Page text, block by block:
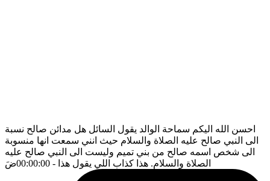
احسن الله اليكم سماحة الوالد يقول السائل هل مدائن صالح نسبة
الى النبي صالح عليه الصلاة والسلام حيث انني سمعت انها منسوبة
الى شخص اسمه صالح من بني تميم وليست الى النبي صالح عليه
الصلاة والسلام. هذا كذاب اللي يقول هذا - 00:00:00 ضَ